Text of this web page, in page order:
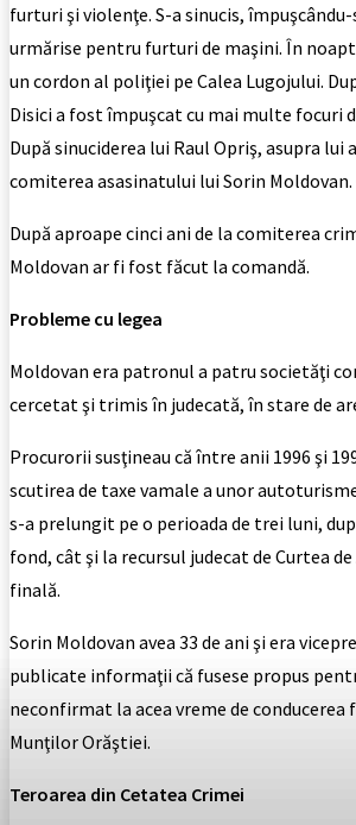
furturi şi violenţe. S-a sinucis,
urmărise pentru furturi de maşini. În
un cordon al poliţiei pe Calea Lugojului.
Disici a fost împuşcat cu mai multe focuri
După sinuciderea lui Raul Opriş, asupra
comiterea asasinatului lui Sorin
După aproape cinci ani de la comiterea
Moldovan ar fi fost făcut la comandă.
Probleme cu legea
Moldovan era patronul a patru societăţi
cercetat şi trimis în judecată, în stare de
Procurorii susţineau că între anii 1996 şi
scutirea de taxe vamale a unor
s-a prelungit pe o perioada de trei luni,
fond, cât şi la recursul judecat de Curtea
finală.
Sorin Moldovan avea 33 de ani şi era
publicate informaţii că fusese propus
neconfirmat la acea vreme de
Munţilor Orăştiei.
Teroarea din Cetatea Crimei